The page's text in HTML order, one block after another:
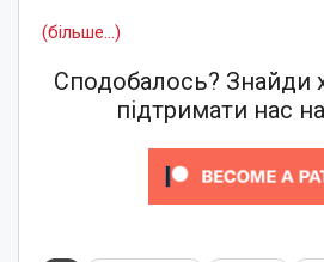
(більше…)
Сподобалось? Знайди
підтримати нас